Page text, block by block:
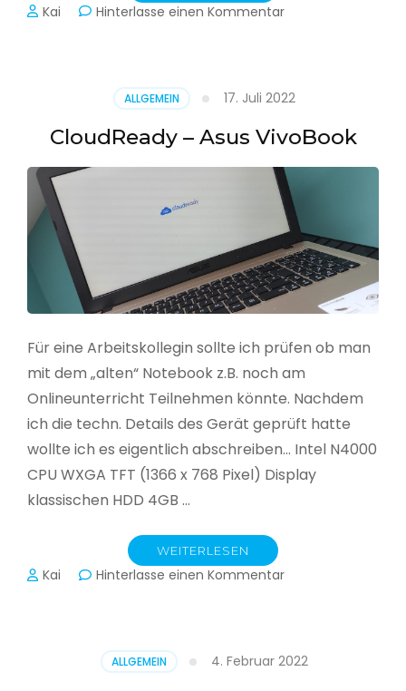
Kai Hinterlasse einen Kommentarzu
Jahressicherung
ALLGEMEIN 17. Juli 2022
CloudReady – Asus VivoBook
Für eine Arbeitskollegin sollte ich prüfen ob man
mit dem „alten“ Notebook z.B. noch am
Onlineunterricht Teilnehmen könnte. Nachdem
ich die techn. Details des Gerät geprüft hatte
wollte ich es eigentlich abschreiben… Intel N4000
CPU WXGA TFT (1366 x 768 Pixel) Display
klassischen HDD 4GB …
WEITERLESEN
Kai Hinterlasse einen Kommentarzu
ALLGEMEIN 4. Februar 2022